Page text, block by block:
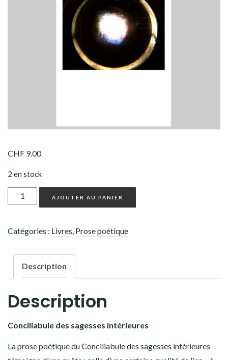
CHF 9.00
2 en stock
quantité
de
des
intérieures
AJOUTER AU PANIER
Catégories : Livres, Prose poétique
Description
Description
Conciliabule des sagesses intérieures
La prose poétique du Conciliabule des sagesses intérieures